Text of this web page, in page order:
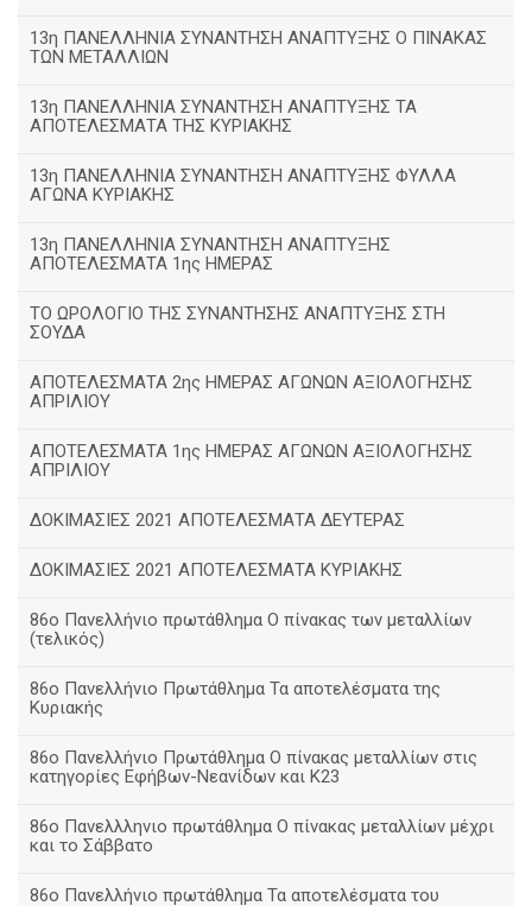
13η ΠΑΝΕΛΛΗΝΙΑ ΣΥΝΑΝΤΗΣΗ ΑΝΑΠΤΥΞΗΣ Ο ΠΙΝΑΚΑΣ
ΤΩΝ ΜΕΤΑΛΛΙΩΝ
13η ΠΑΝΕΛΛΗΝΙΑ ΣΥΝΑΝΤΗΣΗ ΑΝΑΠΤΥΞΗΣ ΤΑ
ΑΠΟΤΕΛΕΣΜΑΤΑ ΤΗΣ ΚΥΡΙΑΚΗΣ
13η ΠΑΝΕΛΛΗΝΙΑ ΣΥΝΑΝΤΗΣΗ ΑΝΑΠΤΥΞΗΣ ΦΥΛΛΑ
ΑΓΩΝΑ ΚΥΡΙΑΚΗΣ
13η ΠΑΝΕΛΛΗΝΙΑ ΣΥΝΑΝΤΗΣΗ ΑΝΑΠΤΥΞΗΣ
ΑΠΟΤΕΛΕΣΜΑΤΑ 1ης ΗΜΕΡΑΣ
ΤΟ ΩΡΟΛΟΓΙΟ ΤΗΣ ΣΥΝΑΝΤΗΣΗΣ ΑΝΑΠΤΥΞΗΣ ΣΤΗ
ΣΟΥΔΑ
ΑΠΟΤΕΛΕΣΜΑΤΑ 2ης ΗΜΕΡΑΣ ΑΓΩΝΩΝ ΑΞΙΟΛΟΓΗΣΗΣ
ΑΠΡΙΛΙΟΥ
ΑΠΟΤΕΛΕΣΜΑΤΑ 1ης ΗΜΕΡΑΣ ΑΓΩΝΩΝ ΑΞΙΟΛΟΓΗΣΗΣ
ΑΠΡΙΛΙΟΥ
ΔΟΚΙΜΑΣΙΕΣ 2021 ΑΠΟΤΕΛΕΣΜΑΤΑ ΔΕΥΤΕΡΑΣ
ΔΟΚΙΜΑΣΙΕΣ 2021 ΑΠΟΤΕΛΕΣΜΑΤΑ ΚΥΡΙΑΚΗΣ
86ο Πανελλήνιο πρωτάθλημα Ο πίνακας των μεταλλίων
(τελικός)
86ο Πανελλήνιο Πρωτάθλημα Τα αποτελέσματα της
Κυριακής
86ο Πανελλήνιο Πρωτάθλημα Ο πίνακας μεταλλίων στις
κατηγορίες Εφήβων-Νεανίδων και Κ23
86ο Πανελλληνιο πρωτάθλημα Ο πίνακας μεταλλίων μέχρι
και το Σάββατο
86ο Πανελλήνιο πρωτάθλημα Τα αποτελέσματα του